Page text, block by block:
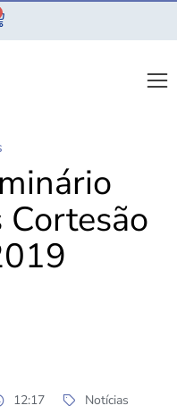
Cortesão
12:17 Notícias